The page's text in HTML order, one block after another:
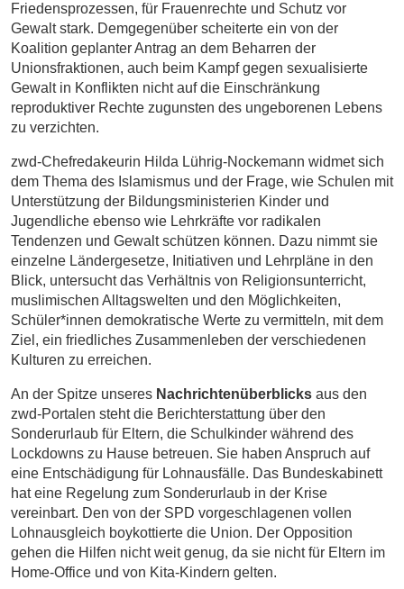
Friedensprozessen, für Frauenrechte und Schutz vor
Gewalt stark. Demgegenüber scheiterte ein von der
Koalition geplanter Antrag an dem Beharren der
Unionsfraktionen, auch beim Kampf gegen sexualisierte
Gewalt in Konflikten nicht auf die Einschränkung
reproduktiver Rechte zugunsten des ungeborenen Lebens
zu verzichten.
zwd-Chefredakeurin Hilda Lührig-Nockemann widmet sich
dem Thema des Islamismus und der Frage, wie Schulen mit
Unterstützung der Bildungsministerien Kinder und
Jugendliche ebenso wie Lehrkräfte vor radikalen
Tendenzen und Gewalt schützen können. Dazu nimmt sie
einzelne Ländergesetze, Initiativen und Lehrpläne in den
Blick, untersucht das Verhältnis von Religionsunterricht,
muslimischen Alltagswelten und den Möglichkeiten,
Schüler*innen demokratische Werte zu vermitteln, mit dem
Ziel, ein friedliches Zusammenleben der verschiedenen
Kulturen zu erreichen.
An der Spitze unseres Nachrichtenüberblicks aus den
zwd-Portalen steht die Berichterstattung über den
Sonderurlaub für Eltern, die Schulkinder während des
Lockdowns zu Hause betreuen. Sie haben Anspruch auf
eine Entschädigung für Lohnausfälle. Das Bundeskabinett
hat eine Regelung zum Sonderurlaub in der Krise
vereinbart. Den von der SPD vorgeschlagenen vollen
Lohnausgleich boykottierte die Union. Der Opposition
gehen die Hilfen nicht weit genug, da sie nicht für Eltern im
Home-Office und von Kita-Kindern gelten.